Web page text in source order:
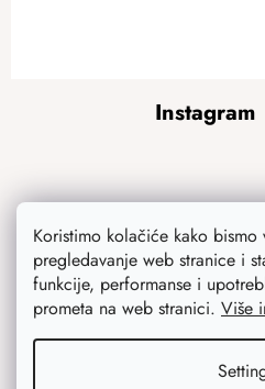
Koristimo kolačiće kako
pregledavanje web stranice i
funkcije, performanse i
prometa na web stranici. Više
e
Instagram
Follow